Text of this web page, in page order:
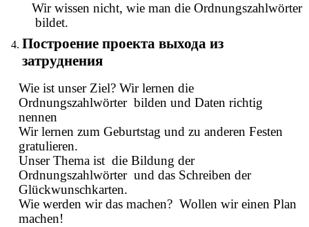
Wir wissen nicht, wie man die Ordnungszahlwörter
bildet.
Построение проекта выхода из
затруднения
Wie ist unser Ziel? Wir lernen die
Ordnungszahlwörter bilden und Daten richtig
nennen
Wir lernen zum Geburtstag und zu anderen Festen
gratulieren.
Unser Thema ist die Bildung der
Ordnungszahlwörter und das Schreiben der
Glückwunschkarten.
Wie werden wir das machen? Wollen wir einen Plan
machen!